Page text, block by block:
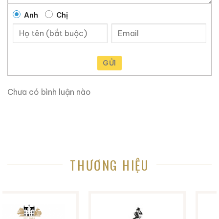
của trái cây, và hậu vị tinh tế kéo dài.
Loại 6.55 có hương thơm cam quýt, trái cây, ngọt
ngào như kẹo trước khi nuốt, vị êm dịu và ngọt ngào,
Hậu vị tự nhiên, hài hòa và sảng khoái dễ chịu. Hai loại
rượu cao lương đặc biệt này đều thể hiện phong cách
điển hình của rượu ủ lâu năm. Ông nói: “Rượu cao
Thiết kế sáng tạo – Kết hợp thẩm mỹ truyền thống
Kaoliang Liquor 6.50” và “Rượu cao lương lâu năm
Kinmen Kaoliang Liquor 6.55” lấy cảm hứng từ sự vĩnh
Anh Chị
GỬI
Chưa có bình luận nào
THƯƠNG HIỆU